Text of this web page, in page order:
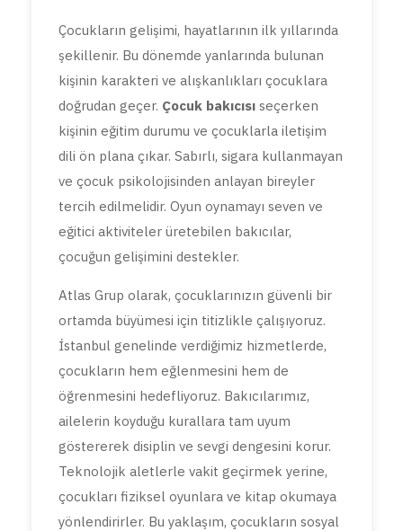
Çocukların gelişimi, hayatlarının ilk yıllarında
şekillenir. Bu dönemde yanlarında bulunan
kişinin karakteri ve alışkanlıkları çocuklara
doğrudan geçer. Çocuk bakıcısı seçerken
kişinin eğitim durumu ve çocuklarla iletişim
dili ön plana çıkar. Sabırlı, sigara kullanmayan
ve çocuk psikolojisinden anlayan bireyler
tercih edilmelidir. Oyun oynamayı seven ve
eğitici aktiviteler üretebilen bakıcılar,
çocuğun gelişimini destekler.
Atlas Grup olarak, çocuklarınızın güvenli bir
ortamda büyümesi için titizlikle çalışıyoruz.
İstanbul genelinde verdiğimiz hizmetlerde,
çocukların hem eğlenmesini hem de
öğrenmesini hedefliyoruz. Bakıcılarımız,
ailelerin koyduğu kurallara tam uyum
göstererek disiplin ve sevgi dengesini korur.
Teknolojik aletlerle vakit geçirmek yerine,
çocukları fiziksel oyunlara ve kitap okumaya
yönlendirirler. Bu yaklaşım, çocukların sosyal